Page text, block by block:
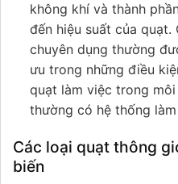
không khí và thành
đến hiệu suất của
chuyên dụng thường
ưu trong những điều
quạt làm việc trong
thường có hệ thống
Các loại quạt thông
biến